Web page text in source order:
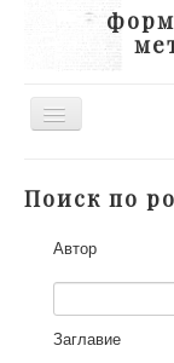
Toggle
Участники
Научная работа
Поиск по
Автор
Заглавие